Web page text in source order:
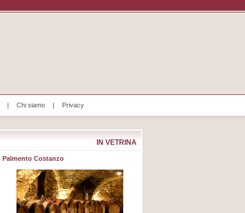
| Chi siamo | Privacy
IN VETRINA
Palmento Costanzo